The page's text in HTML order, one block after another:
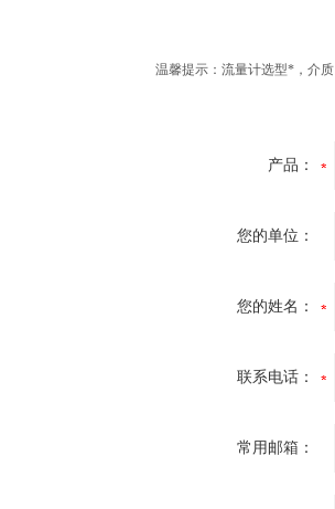
温馨提示：流量计选型*，介
产品：
您的单位：
您的姓名：
联系电话：
常用邮箱：